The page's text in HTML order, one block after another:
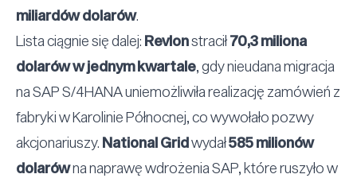
miliardów dolarów.
Lista ciągnie się dalej: Revlonstracił70,3 miliona
dolarów w jednym kwartale, gdy nieudana migracja
na SAP S/4HANA uniemożliwiła realizację zamówień z
fabryki w Karolinie Północnej, co wywołało pozwy
akcjonariuszy. National Gridwydał585 milionów
dolarówna naprawę wdrożenia SAP, które ruszyło w